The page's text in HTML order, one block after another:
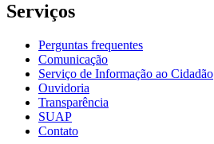
Serviços
Perguntas frequentes
Comunicação
Serviço de Informação ao Cidadão
Ouvidoria
Transparência
SUAP
Contato